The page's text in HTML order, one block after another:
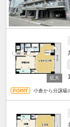
小倉から分譲級